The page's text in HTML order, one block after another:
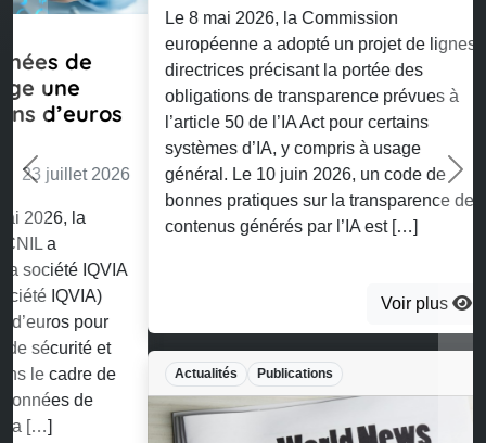
Le 8 mai 2026, la Commission
européenne a adopté un projet de lignes
directrices précisant la portée des
obligations de transparence prévues à
l’article 50 de l’IA Act pour certains
systèmes d’IA, y compris à usage
général. Le 10 juin 2026, un code de
bonnes pratiques sur la transparence des
contenus générés par l’IA est […]
Actualités Publications
Previous